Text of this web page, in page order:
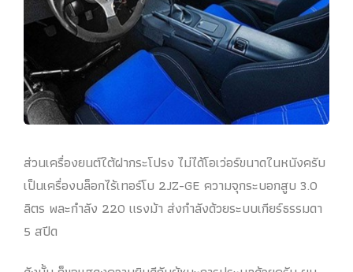
ส่วนเครื่องยนต์ใต้ฝากระโปรง ไม่ได้โอเว่อร์ขนาดในหนังครับ
เป็นเครื่องบล็อกไร้เทอร์โบ 2JZ-GE ความจุกระบอกสูบ 3.0
ลิตร พละกำลัง 220 แรงม้า ส่งกำลังด้วยระบบเกียร์ธรรมดา
5 สปีด